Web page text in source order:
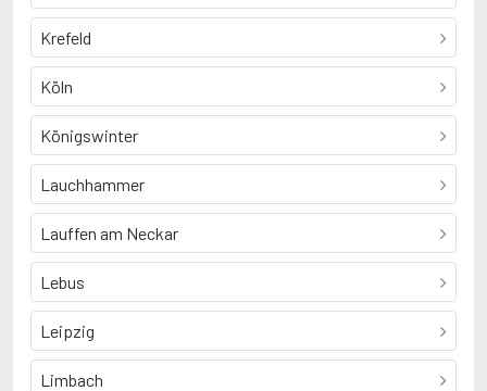
Krefeld
Köln
Königswinter
Lauchhammer
Lauffen am Neckar
Lebus
Leipzig
Limbach